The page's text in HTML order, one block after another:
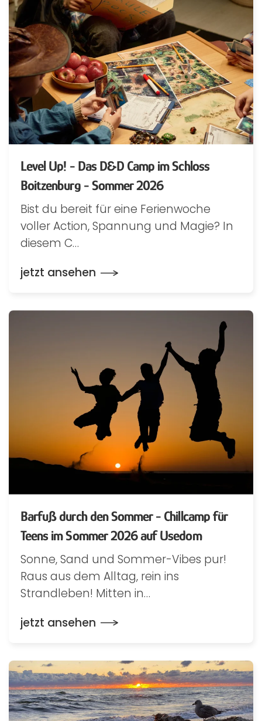
Level Up! - Das D&D Camp im Schloss
Boitzenburg - Sommer 2026
Bist du bereit für eine Ferienwoche
voller Action, Spannung und Magie? In
diesem C…
jetzt ansehen
Barfuß durch den Sommer - Chillcamp für
Teens im Sommer 2026 auf Usedom
Sonne, Sand und Sommer-Vibes pur!
Raus aus dem Alltag, rein ins
Strandleben! Mitten in…
jetzt ansehen